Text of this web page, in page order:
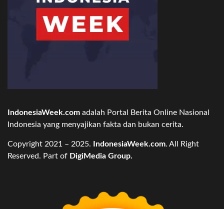
IndonesiaWeek.com adalah Portal Berita Online Nasional
Indonesia yang menyajikan fakta dan bukan cerita.
Copyright 2021 – 2025. IndonesiaWeek.com. All Right
Reserved. Part of DigiMedia Group.